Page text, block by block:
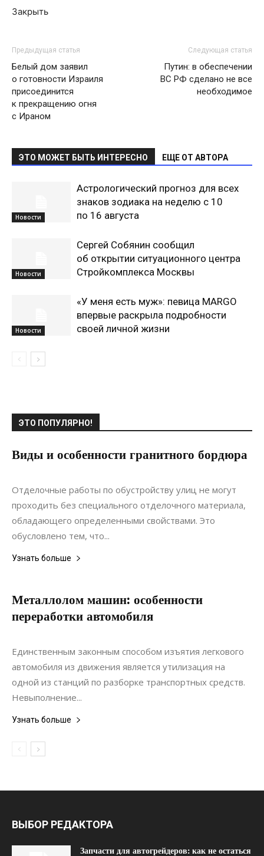
Закрыть
Предыдущая статья
Белый дом заявил
о готовности Израиля
присоединится
к прекращению огня
с Ираном
Следующая статья
Путин: в обеспечении
ВС РФ сделано не все
необходимое
ЭТО МОЖЕТ БЫТЬ ИНТЕРЕСНО ЕЩЕ ОТ АВТОРА
Новости
Астрологический прогноз для всех
знаков зодиака на неделю с 10
по 16 августа
Новости
Сергей Собянин сообщил
об открытии ситуационного центра
Стройкомплекса Москвы
Новости
«У меня есть муж»: певица MARGO
впервые раскрыла подробности
своей личной жизни
ЭТО ПОПУЛЯРНО!
Виды и особенности гранитного бордюра
24.10.2020 0
Отделочные работы по обустройству улиц не могут
проходить без специального отделочного материала,
обладающего определенными свойствами. Это
обусловлено тем, что...
Узнать больше
Металлолом машин: особенности
переработки автомобиля
20.07.2020
Единственным законным способом изъятия легкового
автомобиля из движения является утилизация на
одной из станций по разборке транспортных средств.
Невыполнение...
Узнать больше
ВЫБОР РЕДАКТОРА
Запчасти для автогрейдеров: как не остаться